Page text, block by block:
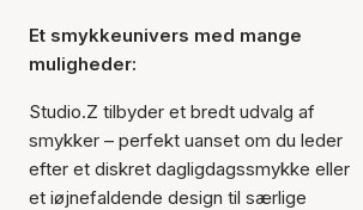
Et smykkeunivers med mange
muligheder:
Studio.Z tilbyder et bredt udvalg af
smykker – perfekt uanset om du leder
efter et diskret dagligdagssmykke eller
et iøjnefaldende design til særlige